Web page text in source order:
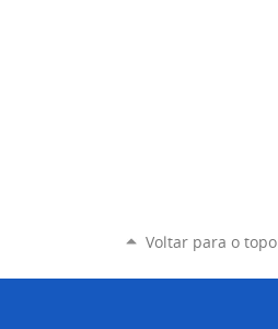
Voltar para o topo